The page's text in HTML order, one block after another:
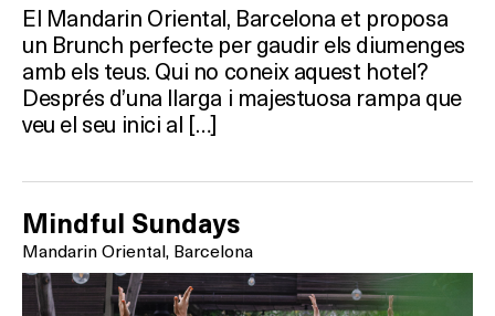
El Mandarin Oriental, Barcelona et proposa
un Brunch perfecte per gaudir els diumenges
amb els teus. Qui no coneix aquest hotel?
Després d’una llarga i majestuosa rampa que
veu el seu inici al […]
Mindful Sundays
Mandarin Oriental, Barcelona